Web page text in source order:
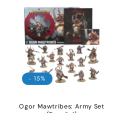
- 15%
Ogor Mawtribes: Army Set